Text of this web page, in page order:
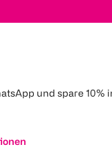
und spare 10%